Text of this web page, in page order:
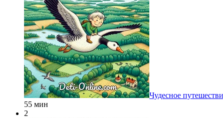
Чудесное
55 мин
2